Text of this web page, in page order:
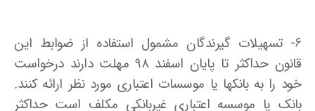
۶- تسهیلات گیرندگان مشمول استفاده از ضوابط این
قانون حداکثر تا پایان اسفند ۹۸ مهلت دارند درخواست
خود را به بانکها یا موسسات اعتباری مورد نظر ارائه کنند.
بانک یا موسسه اعتباری غیربانکی مکلف است حداکثر